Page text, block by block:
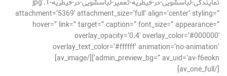
نمایندگی-لباسشویی-در-قیطریه-تعمیر-لباسشویی-در-قیطریه-1.jpg’
attachment=’5369′ attachment_size=’full’ align=’center’ styling=”
hover=” link=” target=” caption=” font_size=” appearance=”
overlay_opacity=’0.4′ overlay_color=’#000000′
overlay_text_color=’#ffffff’ animation=’no-animation’
admin_preview_bg=” av_uid=’av-f6eokn’][/av_image]
[/av_one_full]